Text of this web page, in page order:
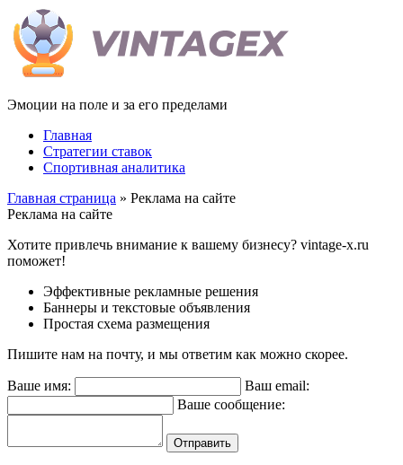
Эмоции на поле и за его пределами
Главная
Стратегии ставок
Спортивная аналитика
Главная страница » Реклама на сайте
Реклама на сайте
Хотите привлечь внимание к вашему бизнесу? vintage-x.ru
поможет!
Эффективные рекламные решения
Баннеры и текстовые объявления
Простая схема размещения
Пишите нам на почту, и мы ответим как можно скорее.
Ваше имя:
Ваш email:
Ваше сообщение:
Отправить